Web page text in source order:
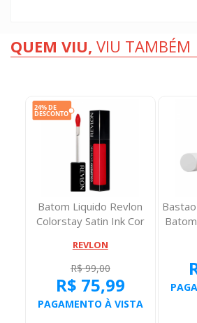
QUEM VIU, VIU TAMBÉM
Batom Liquido Revlon
Colorstay Satin Ink Cor
REVLON
R$ 99,00
R$ 75,99
PAGAMENTO À VISTA